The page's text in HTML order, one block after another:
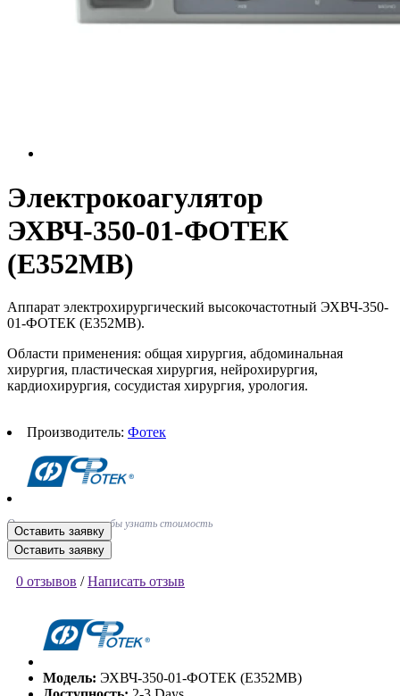
Электрокоагулятор
ЭХВЧ-350-01-ФОТЕК
(Е352МВ)
Аппарат электрохирургический высокочастотный ЭХВЧ-350-
01-ФОТЕК (Е352МВ).
Области применения: общая хирургия, абдоминальная
хирургия, пластическая хирургия, нейрохирургия,
кардиохирургия, сосудистая хирургия, урология.
Производитель: Фотек
Оставьте заявку, чтобы узнать стоимость
Оставить заявку
Оставить заявку
0 отзывов /Написать отзыв
Модель: ЭХВЧ-350-01-ФОТЕК (Е352МВ)